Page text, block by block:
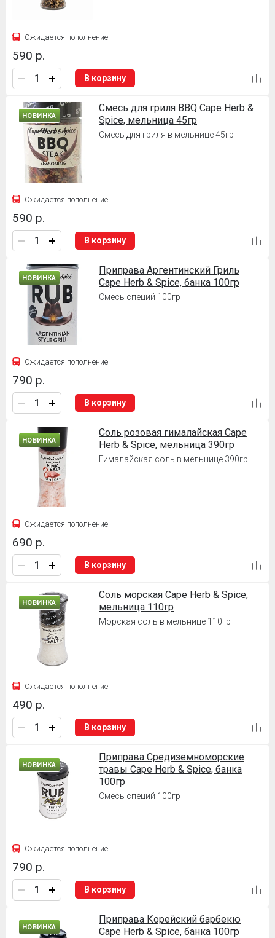
Ожидается пополнение
590 р.
В корзину
НОВИНКА
Смесь для гриля BBQ Cape Herb &
Spice, мельница 45гр
Смесь для гриля в мельнице 45гр
Ожидается пополнение
590 р.
В корзину
НОВИНКА
Приправа Аргентинский Гриль
Cape Herb & Spice, банка 100гр
Смесь специй 100гр
Ожидается пополнение
790 р.
В корзину
НОВИНКА
Соль розовая гималайская Cape
Herb & Spice, мельница 390гр
Гималайская соль в мельнице 390гр
Ожидается пополнение
690 р.
В корзину
НОВИНКА
Соль морская Cape Herb & Spice,
мельница 110гр
Морская соль в мельнице 110гр
Ожидается пополнение
490 р.
В корзину
НОВИНКА
Приправа Cредиземноморские
травы Cape Herb & Spice, банка
100гр
Смесь специй 100гр
Ожидается пополнение
790 р.
В корзину
НОВИНКА
Приправа Корейский барбекю
Cape Herb & Spice, банка 100гр